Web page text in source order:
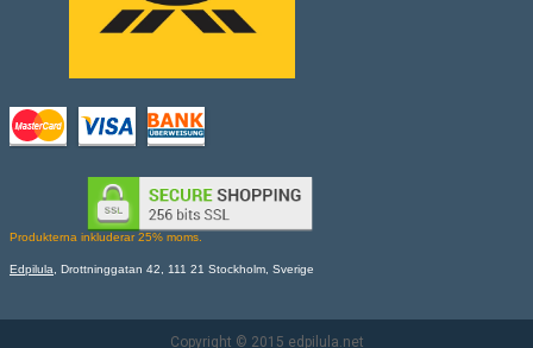
Produkterna inkluderar 25% moms.
Edpilula , Drottninggatan 42, 111 21 Stockholm, Sverige
Copyright © 2015 edpilula.net